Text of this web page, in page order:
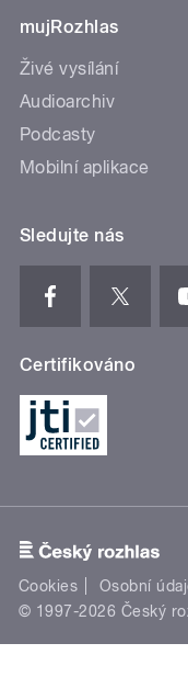
mujRozhlas
Živé vysílání
Audioarchiv
Podcasty
Mobilní aplikace
Sledujte nás
Certifikováno
Cookies Osobní
© 1997-2026 Český